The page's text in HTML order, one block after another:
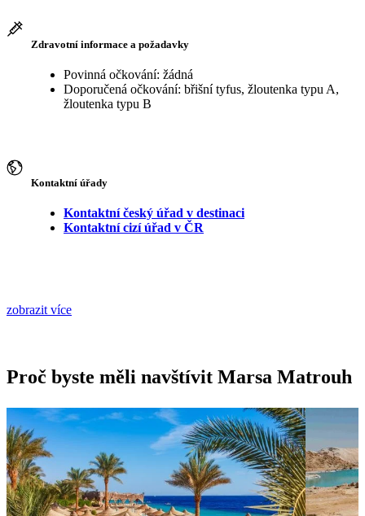
Zdravotní informace a požadavky
Povinná očkování: žádná
Doporučená očkování: břišní tyfus, žloutenka typu A,
žloutenka typu B
Kontaktní úřady
Kontaktní český úřad v destinaci
Kontaktní cizí úřad v ČR
zobrazit více
Proč byste měli navštívit Marsa Matrouh